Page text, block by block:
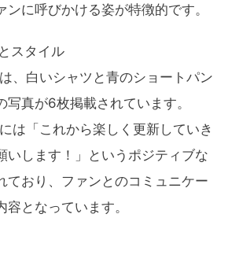
ンに呼びかける姿が特徴的です。
スタイル
、白いシャツと青のショートパン
写真が6枚掲載されています。
は「これから楽しく更新していき
いします！」というポジティブな
ており、ファンとのコミュニケー
となっています。